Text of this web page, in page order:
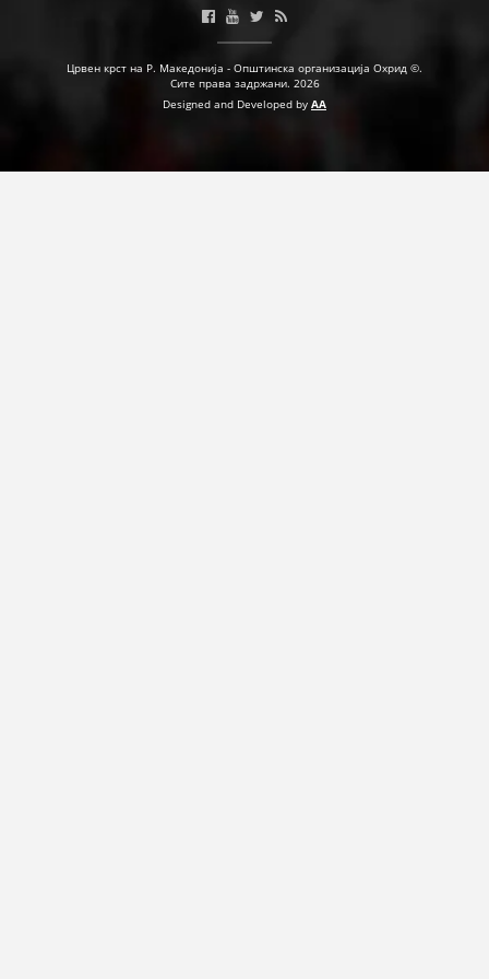
ПРИРАЧНИЦИ
СТРАТЕГИИ
Црвен крст на Р. Македонија - Општинска организација Охрид ©.
Сите права задржани. 2026
Designed and Developed by AA